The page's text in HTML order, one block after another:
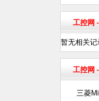
工控网 -
暂无相关记
工控网 -
三菱